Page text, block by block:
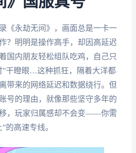
《永劫无间》，画面总是一卡一
？明明是操作高手，却因高延迟
国内朋友轻松组队吃鸡，自己只
”干瞪眼…这种抓狂，隔着大洋都
带来的网络延迟和数据绕行。但
号的理由，就像那些坚守多年的
，玩家归属感却不会变——你需
的高速专线。